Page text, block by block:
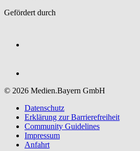
Gefördert durch
© 2026 Medien.Bayern GmbH
Datenschutz
Erklärung zur Barriere­freiheit
Community Guidelines
Impressum
Anfahrt